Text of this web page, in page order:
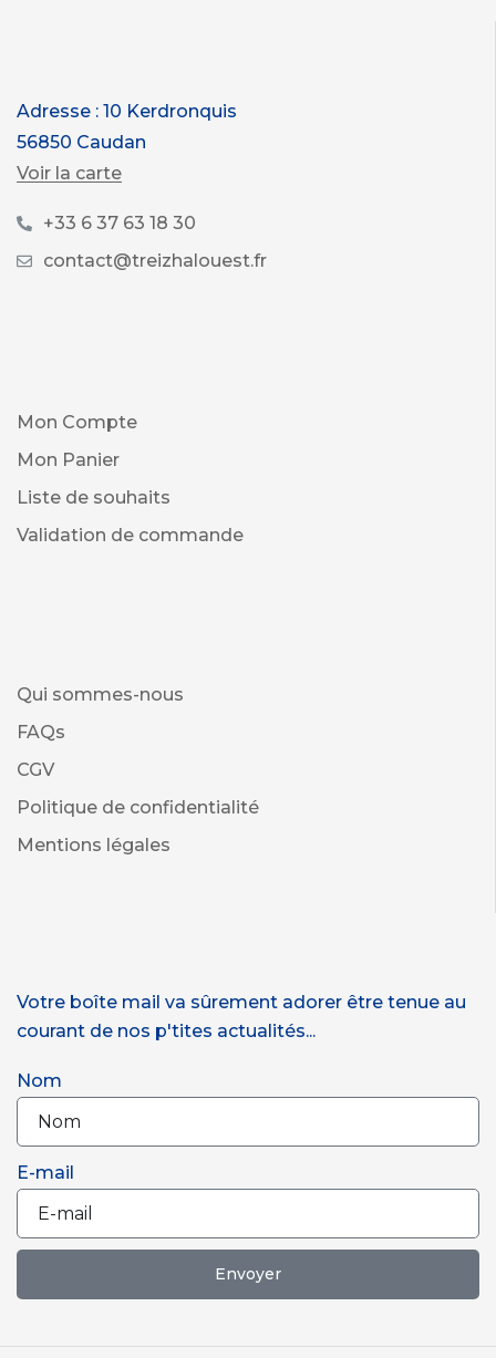
Adresse : 10 Kerdronquis
56850 Caudan
Voir la carte
+33 6 37 63 18 30
contact@treizhalouest.fr
Mon Compte
Mon Panier
Liste de souhaits
Validation de commande
Qui sommes-nous
FAQs
CGV
Politique de confidentialité
Mentions légales
Votre boîte mail va sûrement adorer être tenue au
courant de nos p'tites actualités...
Nom
E-mail
Envoyer